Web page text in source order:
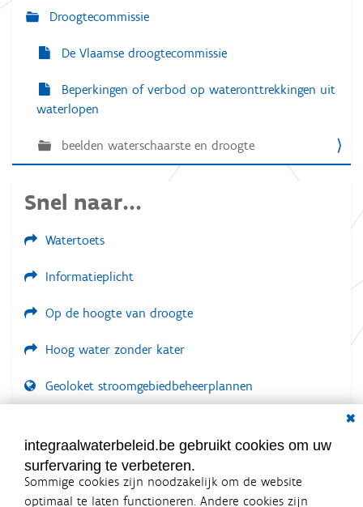
a
Droogtecommissie
De Vlaamse droogtecommissie
Beperkingen of verbod op wateronttrekkingen uit
waterlopen
beelden waterschaarste en droogte
Snel naar...
Watertoets
Informatieplicht
Op de hoogte van droogte
Hoog water zonder kater
Geoloket stroomgebiedbeheerplannen
LOGIN VEREIST
integraalwaterbeleid.be gebruikt cookies om uw
surfervaring te verbeteren.
Sommige cookies zijn noodzakelijk om de website
optimaal te laten functioneren. Andere cookies zijn